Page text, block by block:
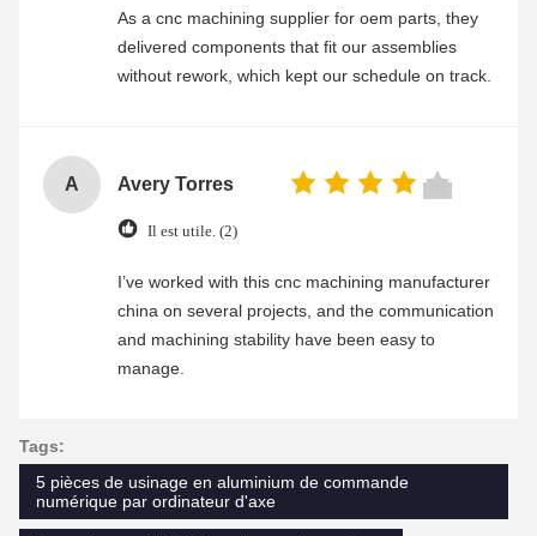
As a cnc machining supplier for oem parts, they
delivered components that fit our assemblies
without rework, which kept our schedule on track.
A Avery Torres
Il est utile. (2)
I’ve worked with this cnc machining manufacturer
china on several projects, and the communication
and machining stability have been easy to
manage.
Tags:
5 pièces de usinage en aluminium de commande
numérique par ordinateur d'axe